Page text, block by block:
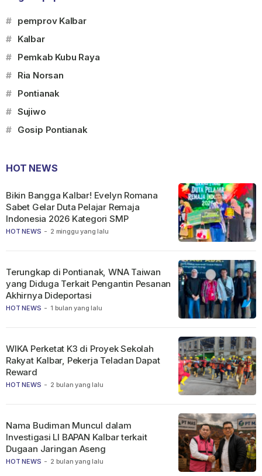
# pemprov Kalbar
# Kalbar
# Pemkab Kubu Raya
# Ria Norsan
# Pontianak
# Sujiwo
# Gosip Pontianak
HOT NEWS
HOT NEWS - 2 minggu yang lalu
Bikin Bangga Kalbar! Evelyn Romana
Sabet Gelar Duta Pelajar Remaja
Indonesia 2026 Kategori SMP
HOT NEWS - 1 bulan yang lalu
Terungkap di Pontianak, WNA Taiwan
yang Diduga Terkait Pengantin Pesanan
Akhirnya Dideportasi
HOT NEWS - 2 bulan yang lalu
WIKA Perketat K3 di Proyek Sekolah
Rakyat Kalbar, Pekerja Teladan Dapat
Reward
HOT NEWS - 2 bulan yang lalu
Nama Budiman Muncul dalam
Investigasi LI BAPAN Kalbar terkait
Dugaan Jaringan Aseng